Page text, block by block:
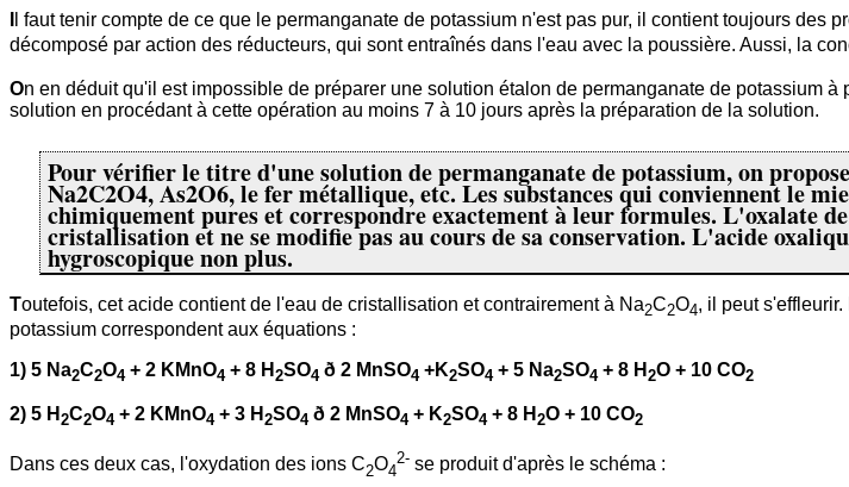
l faut tenir compte de ce que le permanganate de potassium n'est pas pur, il contient toujours des
décomposé par action des réducteurs, qui sont entraînés dans l'eau avec la poussière. Aussi, la
On en déduit qu'il est impossible de préparer une solution étalon de permanganate de potassium
solution en procédant à cette opération au moins 7 à 10 jours après la préparation de la solution.
Pour vérifier le titre d'une solution de permanganate de potassium, on
Na2C2O4, As2O6, le fer métallique, etc. Les substances qui conviennent le
chimiquement pures et correspondre exactement à leur formules. L'oxalate
cristallisation et ne se modifie pas au cours de sa conservation. L'acide
hygroscopique non plus.
Toutefois, cet acide contient de l'eau de cristallisation et contrairement à Na2C2O4, il peut
potassium correspondent aux équations :
1) 5 Na2C2O4 + 2 KMnO4 + 8 H 2SO4 ð 2 MnSO4 +K2SO4 + 5 Na2SO4 + 8 H 2O + 10 CO2
2) 5 H 2C2O4 + 2 KMnO4 + 3 H 2SO4 ð 2 MnSO4 + K2SO4 + 8 H 2O + 10 CO2
Dans ces deux cas, l'oxydation des ions C2O4
2- se produit d'après le schéma :